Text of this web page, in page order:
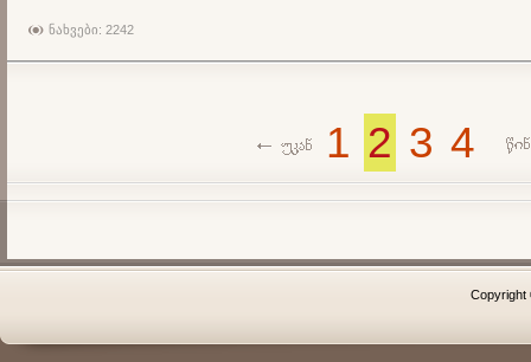
ნახვები: 2242
1 2 3 4
Copyright